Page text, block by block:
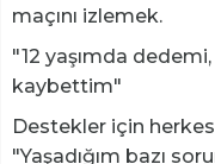
maçını izlemek.
"12 yaşımda
kaybettim"
Destekler için
"Yaşadığım bazı